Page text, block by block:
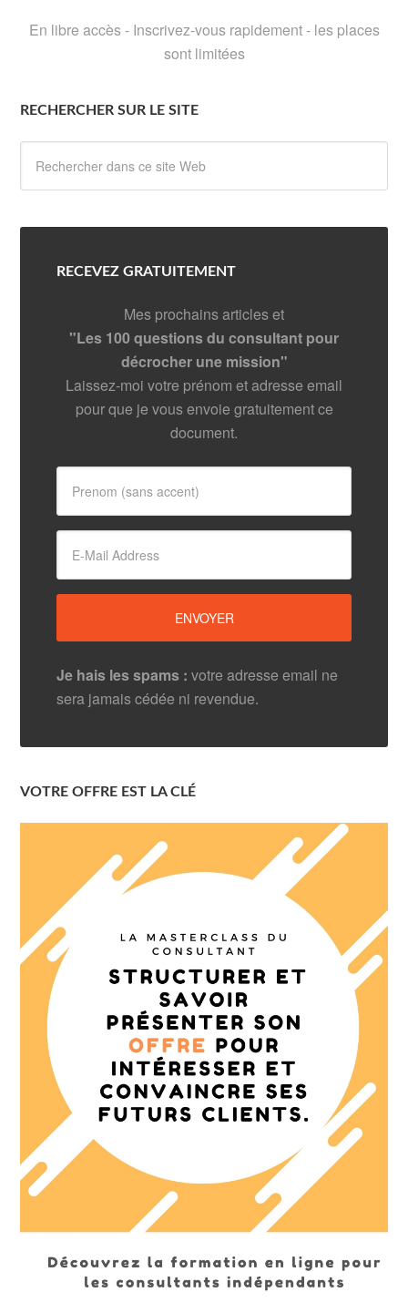
En libre accès - Inscrivez-vous rapidement - les places
sont limitées
RECHERCHER SUR LE SITE
RECEVEZ GRATUITEMENT
Mes prochains articles et
"Les 100 questions du consultant pour
décrocher une mission"
Laissez-moi votre prénom et adresse email
pour que je vous envoie gratuitement ce
document.
Je hais les spams : votre adresse email ne
sera jamais cédée ni revendue.
VOTRE OFFRE EST LA CLÉ